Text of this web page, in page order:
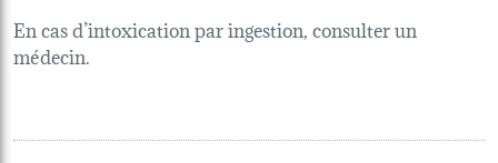
En cas d’intoxication par ingestion, consulter un
médecin.